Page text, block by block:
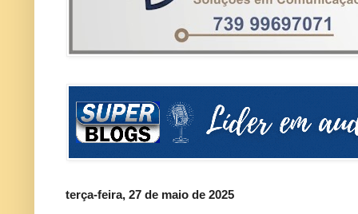
terça-feira, 27 de maio de 2025